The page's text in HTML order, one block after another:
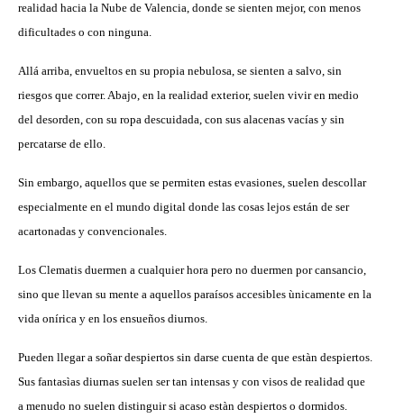
realidad hacia la Nube de Valencia, donde se sienten mejor, con menos
dificultades o con ninguna.
Allá arriba, envueltos en su propia nebulosa, se sienten a salvo, sin
riesgos que correr. Abajo, en la realidad exterior, suelen vivir en medio
del desorden, con su ropa descuidada, con sus alacenas vacías y sin
percatarse de ello.
Sin embargo, aquellos que se permiten estas evasiones, suelen descollar
especialmente en el mundo digital donde las cosas lejos están de ser
acartonadas y convencionales.
Los Clematis duermen a cualquier hora pero no duermen por cansancio,
sino que llevan su mente a aquellos paraísos accesibles ùnicamente en la
vida onírica y en los ensueños diurnos.
Pueden llegar a soñar despiertos sin darse cuenta de que estàn despiertos.
Sus fantasìas diurnas suelen ser tan intensas y con visos de realidad que
a menudo no suelen distinguir si acaso estàn despiertos o dormidos.